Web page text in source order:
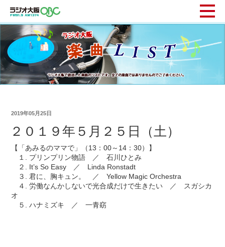
2019年05月25日
２０１９年５月２５日（土）
【「あみるのママで」（13：00～14：30）】
１. プリンプリン物語 ／ 石川ひとみ
２. It’s So Easy ／ Linda Ronstadt
３. 君に、胸キュン。 ／ Yellow Magic Orchestra
４. 労働なんかしないで光合成だけで生きたい ／ スガシカ
オ
５. ハナミズキ ／ 一青窈